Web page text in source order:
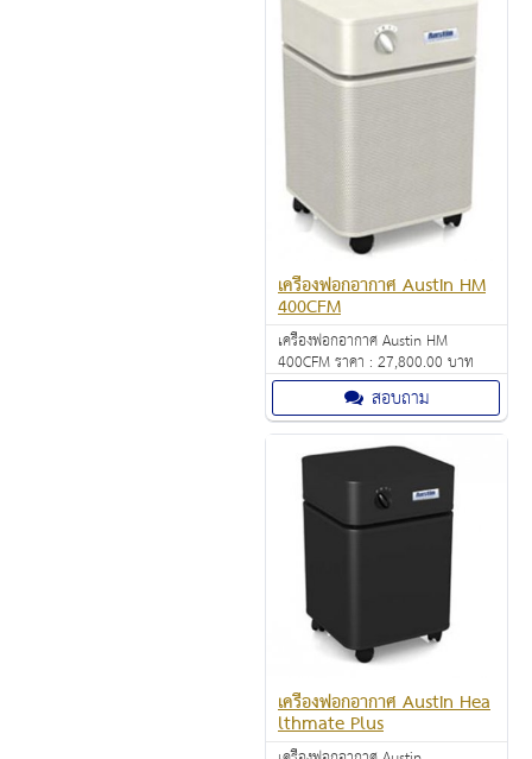
เครื่องฟอกอากาศ Austin HM
400CFM
เครื่องฟอกอากาศ Austin HM
400CFM ราคา : 27,800.00 บาท
สอบถาม
เครื่องฟอกอากาศ Austin Hea
lthmate Plus